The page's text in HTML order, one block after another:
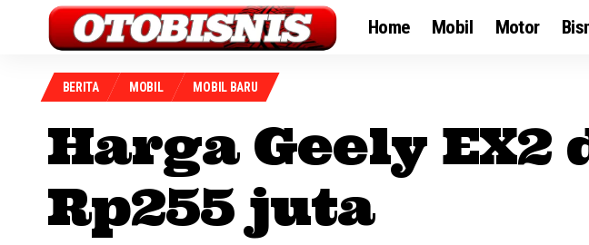
Home Mobil Motor
BERITA MOBIL MOBIL BARU
Harga Geely
Rp255 juta